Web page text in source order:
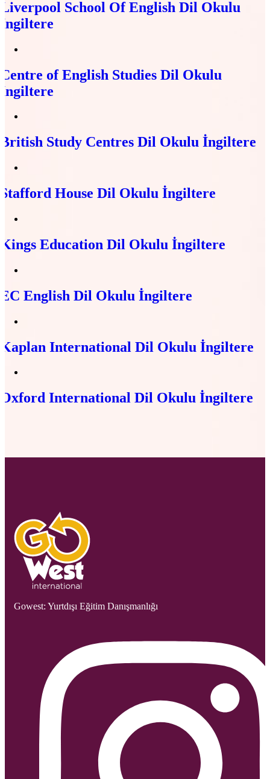
Liverpool School Of English Dil Okulu
İngiltere
Centre of English Studies Dil Okulu
İngiltere
British Study Centres Dil Okulu İngiltere
Stafford House Dil Okulu İngiltere
Kings Education Dil Okulu İngiltere
EC English Dil Okulu İngiltere
Kaplan International Dil Okulu İngiltere
Oxford International Dil Okulu İngiltere
Gowest: Yurtdışı Eğitim Danışmanlığı